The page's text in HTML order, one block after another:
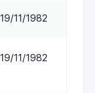
19/11/1982
19/11/1982